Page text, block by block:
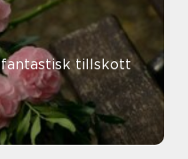
fantastisk tillskott